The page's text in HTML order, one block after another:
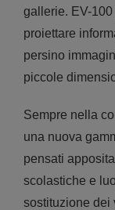
gallerie. EV-
proiettare
persino
piccole
Sempre nella
una nuova
pensati
scolastiche e
sostituzione dei